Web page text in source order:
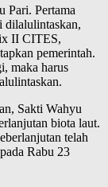
Pari. Pertama
dilalulintaskan,
II CITES,
pemerintah.
maka harus
Sakti Wahyu
biota laut.
telah
Rabu 23